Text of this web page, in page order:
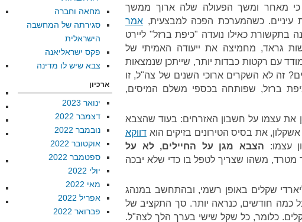
כי מאחר ומשך הפעולה שלה ארוך ממשך
כשהמערכת הפכה למבצעית, אמר
בתקשורת כאילו נועדה "כיפת ברזל" ליירט
גראד, מחמיצה את ייעודה האמיתי של
עם רקטות כבדות יותר, שייתכן שנמצאות
5". אתם מבינים? זה לא השקרים ארוכי השנים של צה"ל, זו
ברזל, שפותחה בכספי משלם המיסים,
את עצמו על חשבון האזרחים: בעוד שהצבא
את בסיס הטירונים בזיקים הוא דווקא
עצמו: הצבא מגן על החיילים, לא על
מטרד, משהו שצריך לטפל בו כדי שלא יבכה
לנו בשנת 2010 53 מיליארדי שקלים באופן רשמי, ובהתחשב במנהג
כמה חודשים, כנראה יותר. סך התקציב של
מיליארדי שקלים. כלומר, כל שקל שישי בערך הלך לצה"ל.
מחאה וחברה
סגירתה של המחשבה
הישראלית
פקס ישראליאנה
צבא שיש לו מדינה
ארכיון
ינואר 2023
דצמבר 2022
נובמבר 2022
אוקטובר 2022
ספטמבר 2022
יולי 2022
מאי 2022
אפריל 2022
פברואר 2022